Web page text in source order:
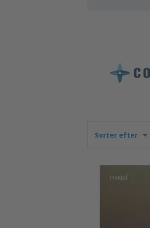
Sorter efter
TYRKIET